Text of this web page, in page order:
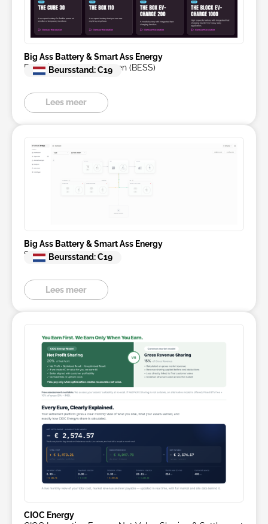
Big Ass Battery & Smart Ass Energy
Energie Opslag Systemen (BESS)
Beursstand: C19
Lees meer
Big Ass Battery & Smart Ass Energy
Smart Ass Energy
Beursstand: C19
Lees meer
CIOC Energy